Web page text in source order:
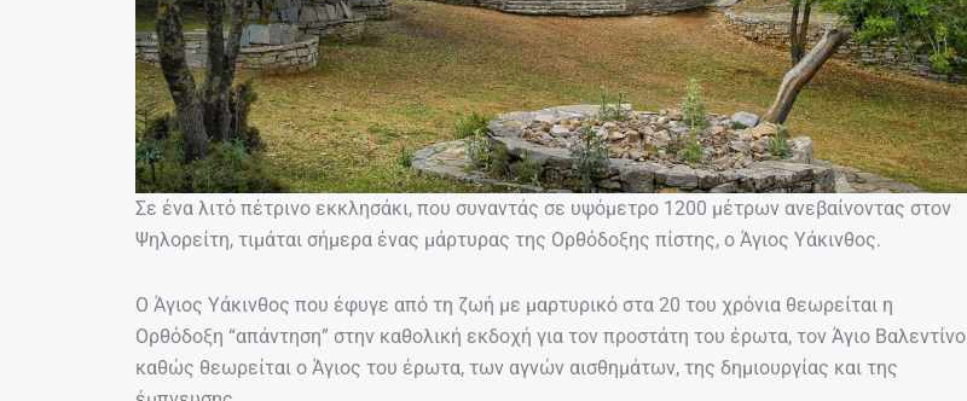
Σε ένα λιτό πέτρινο εκκλησάκι, που συναντάς σε υψόμετρο 1200 μέτρων ανεβαίνοντας στον
Ψηλορείτη, τιμάται σήμερα ένας μάρτυρας της Ορθόδοξης πίστης, ο Άγιος Υάκινθος.
Ο Άγιος Υάκινθος που έφυγε από τη ζωή με μαρτυρικό στα 20 του χρόνια θεωρείται η
Ορθόδοξη “απάντηση” στην καθολική εκδοχή για τον προστάτη του έρωτα, τον Άγιο Βαλεντίνο
καθώς θεωρείται ο Άγιος του έρωτα, των αγνών αισθημάτων, της δημιουργίας και της